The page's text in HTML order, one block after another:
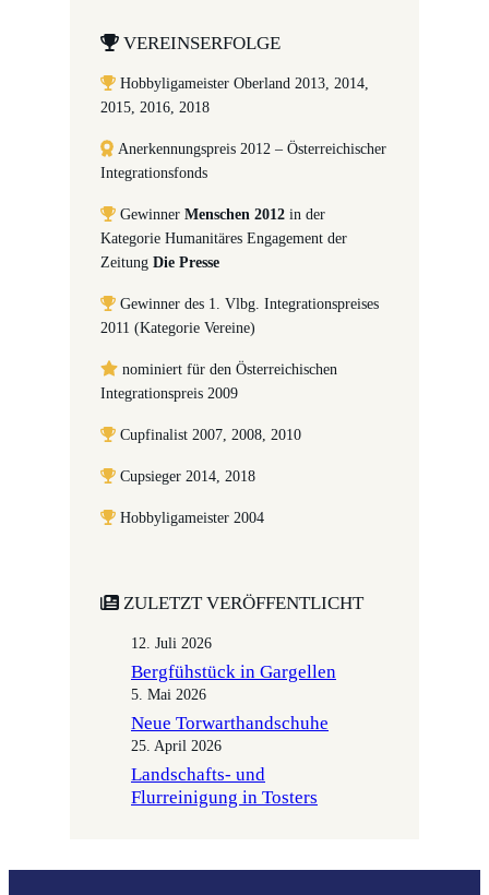
VEREINSERFOLGE
Hobbyligameister Oberland 2013, 2014,
2015, 2016, 2018
Anerkennungspreis 2012 – Österreichischer
Integrationsfonds
Gewinner Menschen 2012in der
Kategorie Humanitäres Engagement der
Zeitung Die Presse
Gewinner des 1. Vlbg. Integrationspreises
2011 (Kategorie Vereine)
nominiert für den Österreichischen
Integrationspreis 2009
Cupfinalist 2007, 2008, 2010
Cupsieger 2014, 2018
Hobbyligameister 2004
ZULETZT VERÖFFENTLICHT
12. Juli 2026
Bergfühstück in Gargellen
5. Mai 2026
Neue Torwarthandschuhe
25. April 2026
Landschafts- und
Flurreinigung in Tosters